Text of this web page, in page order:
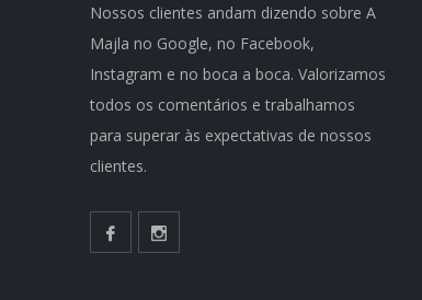
Nossos clientes andam dizendo sobre A
Majla no Google, no Facebook,
Instagram e no boca a boca. Valorizamos
todos os comentários e trabalhamos
para superar às expectativas de nossos
clientes.